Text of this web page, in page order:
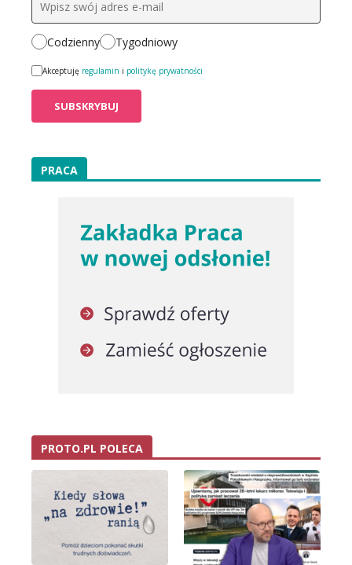
Codzienny Tygodniowy
Akceptuję regulamin i politykę prywatności
PRACA
PROTO.PL POLECA